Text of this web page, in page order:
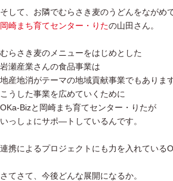
そして、お隣でむらさき麦のうどんをながめ
岡崎まち育てセンター・りたの山田さん。
むらさき麦のメニューをはじめとした
岩瀬産業さんの食品事業は
地産地消がテーマの地域貢献事業でもあります
こうした事業を広めていくために
OKa-Bizと岡崎まち育てセンター・りたが
いっしょにサポ―トしているんです。
連携によるプロジェクトにも力を入れている
さてさて、今後どんな展開になるか。